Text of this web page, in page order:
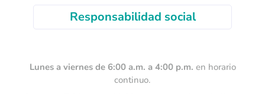
Responsabilidad social
Lunes a viernes de 6:00 a.m. a 4:00 p.m. en horario
continuo.